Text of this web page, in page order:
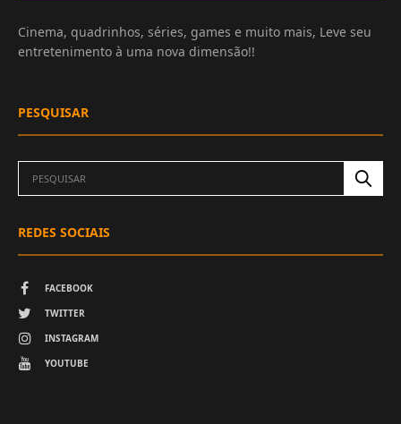
Cinema, quadrinhos, séries, games e muito mais, Leve seu
entretenimento à uma nova dimensão!!
PESQUISAR
REDES SOCIAIS
FACEBOOK
TWITTER
INSTAGRAM
YOUTUBE